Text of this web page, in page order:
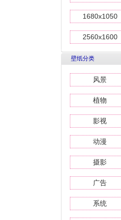
1680x1050
2560x1600
壁纸分类
风景
植物
影视
动漫
摄影
广告
系统